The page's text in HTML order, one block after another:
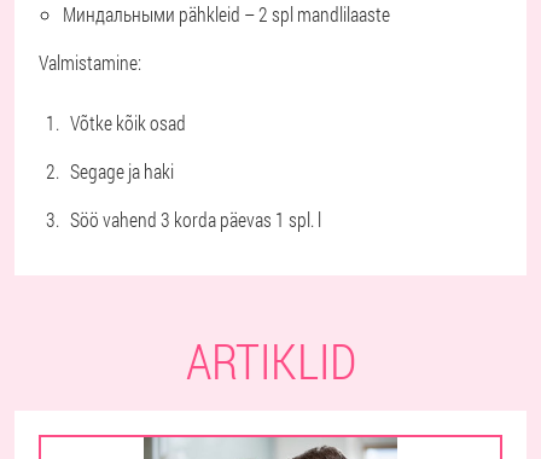
Миндальными pähkleid – 2 spl mandlilaaste
Valmistamine:
Võtke kõik osad
Segage ja haki
Söö vahend 3 korda päevas 1 spl. l
ARTIKLID